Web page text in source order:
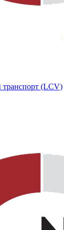
транспорт (LCV)